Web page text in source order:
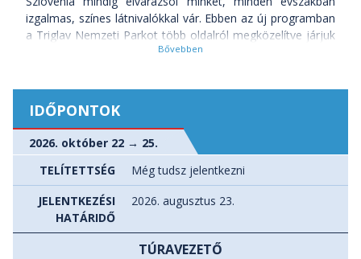
izgalmas, színes látnivalókkal vár. Ebben az új programban
a Triglav Nemzeti Parkot több oldalról megközelítve járjuk
be. Szállásunk Kranjska Gora településén lesz, ahonnan a
fölé emelkedő hegyvonulat egyik oldalán Bovec, illetve a
Trenta völgyek helyezkednek el, itt a csodás, smaragdzöld
vizű Soca forrást nézzük meg és túrázunk egy kellemeset a
folyó mentén, gyönyörű lombkoronákkal szegélyezett
útvonalon. Végül egy fél napra kikacsintunk a szomszédos
Olaszországba, hogy a Fuzine tavak környékét is
felfedezzük, páratlan kilátással a Mangartra.
Melyek a Triglav Nemzeti Park legfontosabb
látnivalói?
IDŐPONTOK
2026. október 22 → 25.
TELÍTETTSÉG
Még tudsz jelentkezni
JELENTKEZÉSI
HATÁRIDŐ
2026. augusztus 23.
TÚRAVEZETŐ